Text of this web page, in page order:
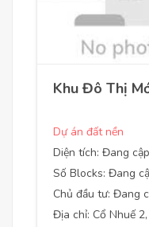
Khu Đô Thị
Dự án đất nền
Diện tích: Đang
Số Blocks: Đang
Chủ đầu tư: Đang
Địa chỉ: Cổ Nhuế